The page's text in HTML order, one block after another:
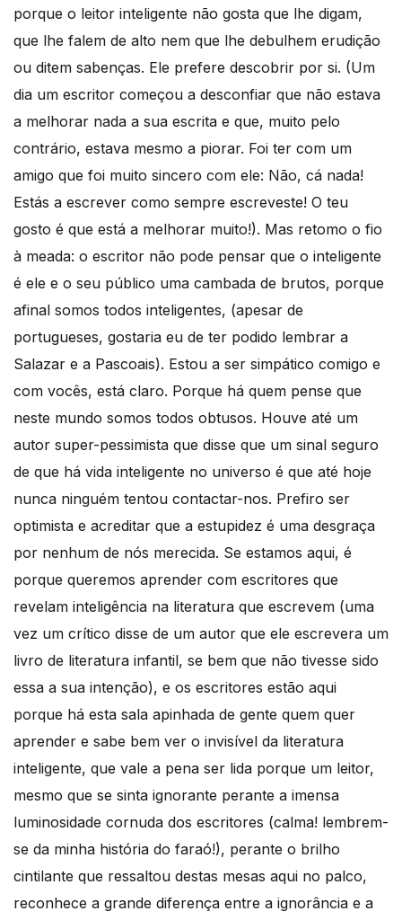
porque o leitor inteligente não gosta que lhe digam,
que lhe falem de alto nem que lhe debulhem erudição
ou ditem sabenças. Ele prefere descobrir por si. (Um
dia um escritor começou a desconfiar que não estava
a melhorar nada a sua escrita e que, muito pelo
contrário, estava mesmo a piorar. Foi ter com um
amigo que foi muito sincero com ele: Não, cá nada!
Estás a escrever como sempre escreveste! O teu
gosto é que está a melhorar muito!). Mas retomo o fio
à meada: o escritor não pode pensar que o inteligente
é ele e o seu público uma cambada de brutos, porque
afinal somos todos inteligentes, (apesar de
portugueses, gostaria eu de ter podido lembrar a
Salazar e a Pascoais). Estou a ser simpático comigo e
com vocês, está claro. Porque há quem pense que
neste mundo somos todos obtusos. Houve até um
autor super-pessimista que disse que um sinal seguro
de que há vida inteligente no universo é que até hoje
nunca ninguém tentou contactar-nos. Prefiro ser
optimista e acreditar que a estupidez é uma desgraça
por nenhum de nós merecida. Se estamos aqui, é
porque queremos aprender com escritores que
revelam inteligência na literatura que escrevem (uma
vez um crítico disse de um autor que ele escrevera um
livro de literatura infantil, se bem que não tivesse sido
essa a sua intenção), e os escritores estão aqui
porque há esta sala apinhada de gente quem quer
aprender e sabe bem ver o invisível da literatura
inteligente, que vale a pena ser lida porque um leitor,
mesmo que se sinta ignorante perante a imensa
luminosidade cornuda dos escritores (calma! lembrem-
se da minha história do faraó!), perante o brilho
cintilante que ressaltou destas mesas aqui no palco,
reconhece a grande diferença entre a ignorância e a